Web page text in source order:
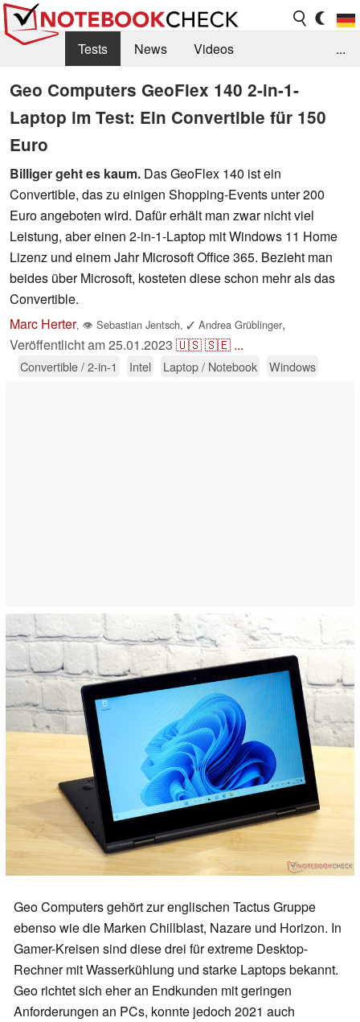
Tests News
Videos
Benchmarks & Tech
Externe Tests
Kaufberatung
Deals Suche
Jobs
Forum
...
Geo Computers GeoFlex 140 2-in-1-
Laptop im Test: Ein Convertible für 150
Euro
Billiger geht es kaum. Das GeoFlex 140 ist ein
Convertible, das zu einigen Shopping-Events unter 200
Euro angeboten wird. Dafür erhält man zwar nicht viel
Leistung, aber einen 2-in-1-Laptop mit Windows 11 Home
Lizenz und einem Jahr Microsoft Office 365. Bezieht man
beides über Microsoft, kosteten diese schon mehr als das
Convertible.
Marc Herter, 👁 Sebastian Jentsch, ✓ Andrea Grüblinger,
Veröffentlicht am25.01.2023 🇺🇸🇸🇪 ...
Convertible / 2-in-1 Intel Laptop / Notebook Windows
Geo Computers gehört zur englischen Tactus Gruppe
ebenso wie die Marken Chillblast, Nazare und Horizon. In
Gamer-Kreisen sind diese drei für extreme Desktop-
Rechner mit Wasserkühlung und starke Laptops bekannt.
Geo richtet sich eher an Endkunden mit geringen
Anforderungen an PCs, konnte jedoch 2021 auch